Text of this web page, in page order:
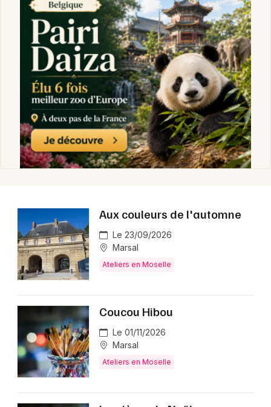
Aux couleurs de l'automne
Le 23/09/2026
Marsal
Ateliers en Moselle
Coucou Hibou
Le 01/11/2026
Marsal
Ateliers en Moselle